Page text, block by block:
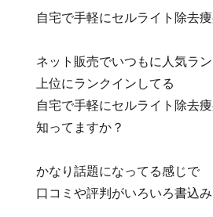
自宅で手軽にセルライト除去
ネット販売でいつもに人気ラ
上位にランクインしてる
自宅で手軽にセルライト除去
知ってますか？
かなり話題になってる感じで
口コミや評判がいろいろ書込み